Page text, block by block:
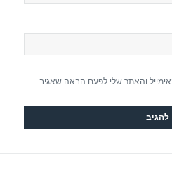
והאתר שלי לפעם הבאה שאגיב.